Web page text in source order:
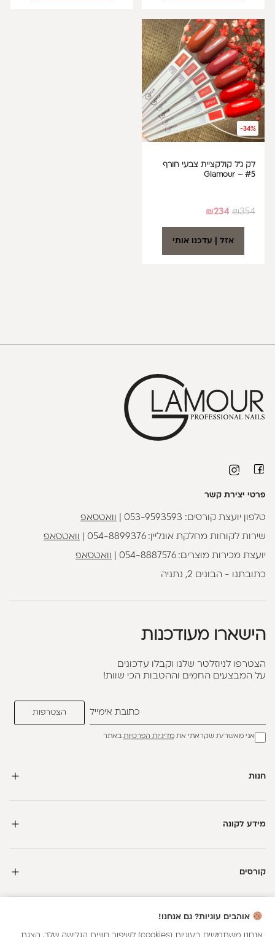
-34%
לק ג'ל קולקציית צבעי חורף
#5 – Glamour
₪354
₪234
אזל | עדכנו אותי
פרטי יצירת קשר
טלפון יועצת קורסים: 053-9593593 וואטסאפ
שירות לקוחות מחלקת אונליין:054-8899376 וואטסאפ
יועצת מכירות מוצרים:054-8887576 וואטסאפ
כתובתנו - הבונים 2, נתניה
הישארו מעודכנות
הצטרפו לניוזלטר שלנו וקבלו עדכונים
על המבצעים החמים וההטבות הכי שוות!
אני מאשר/ת שקראתי את מדיניות הפרטיותבאתר
חנות
מידע לקונה
קורסים
אוהבים עוגיות? גם אנחנו!